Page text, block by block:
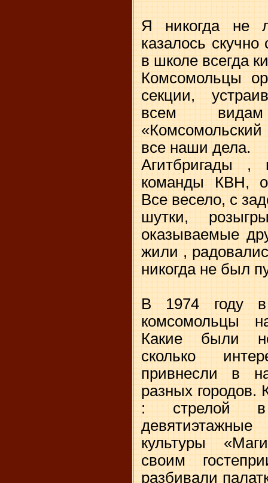
Я никогда не
казалось
в школе всегда
Комсомольцы
секции,
всем
все наши дела.
Агитбригады ,
команды КВН,
Все весело, с
шутки,
оказываемые
жили ,
никогда не был
В 1974 году
комсомольцы
Какие были
сколько
привнесли в
разных городов.
: стрелой в
культуры
своим
разбивали